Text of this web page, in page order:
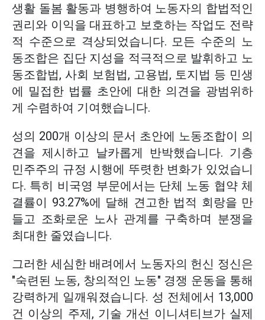
생활 돌봄 활동과 병행하여 노동자의 합법적인
권리와 이익을 대표하고 보호하는 작업도 전략
적 수준으로 격상되었습니다. 모든 수준의 노
동조합은 집단 지성을 적극적으로 발휘하고 노
동조합법, 사회 보험법, 고용법, 토지법 등 민생
에 밀접한 법률 초안에 대한 의견을 광범위하
게 수렴하여 기여했습니다.
성의 200개 이상의 문서 초안에 노동조합이 의
견을 제시하고 날카롭게 반박했습니다. 기층
민주주의 규정 시행에 뚜렷한 변화가 있었습니
다. 특히 비국영 부문에서는 단체 노동 협약 체
결률이 93.27%에 달해 견고한 법적 회랑을 만
들고 조화로운 노사 관계를 구축하며 분쟁을
최대한 줄였습니다.
그러한 세심한 배려에서 노동자의 헌신 정신은
"숙련된 노동, 창의적인 노동" 경쟁 운동을 통해
강력하게 일깨워졌습니다. 성 전체에서 13,000
건 이상의 주제, 기술 개선 이니셔티브가 실제